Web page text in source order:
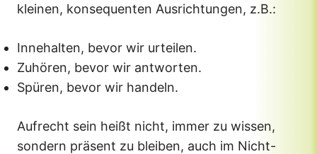
kleinen, konsequenten Ausrichtungen, z.B.:
Innehalten, bevor wir urteilen.
Zuhören, bevor wir antworten.
Spüren, bevor wir handeln.
Aufrecht sein heißt nicht, immer zu wissen,
sondern präsent zu bleiben, auch im Nicht-